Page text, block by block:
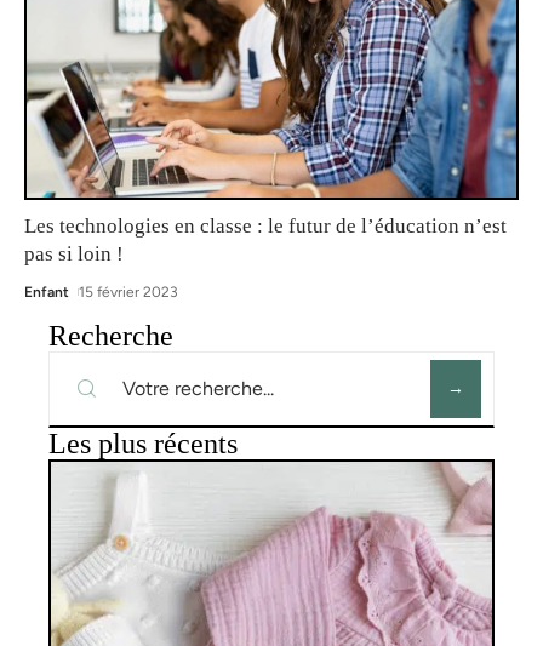
Les technologies en classe : le futur de l’éducation n’est
pas si loin !
Enfant 15 février 2023
Recherche
Les plus récents